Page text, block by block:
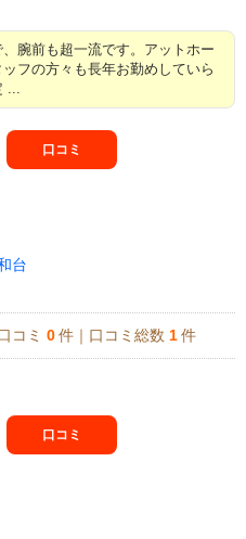
腕前も超一流です。アットホー
フの方々も長年お勤めしていら
口コミ
台
コミ 0 件｜口コミ総数 1 件
口コミ